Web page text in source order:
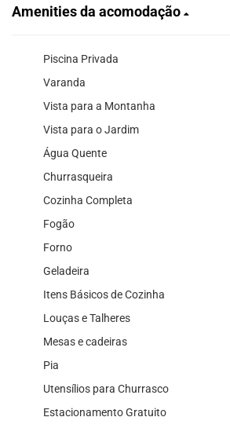
Amenities da acomodação
Piscina Privada
Varanda
Vista para a Montanha
Vista para o Jardim
Água Quente
Churrasqueira
Cozinha Completa
Fogão
Forno
Geladeira
Itens Básicos de Cozinha
Louças e Talheres
Mesas e cadeiras
Pia
Utensílios para Churrasco
Estacionamento Gratuito